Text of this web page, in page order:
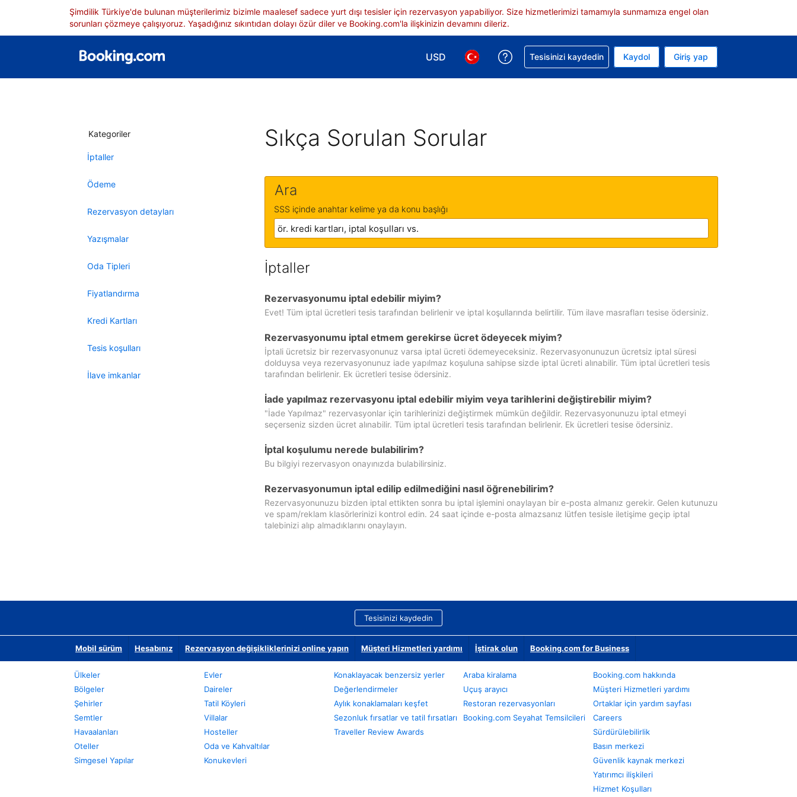
Şimdilik Türkiye'de bulunan müşterilerimiz bizimle maalesef sadece yurt dışı tesisler için rezervasyon yapabiliyor. Size hizmetlerimizi tamamıyla sunmamıza engel olan
sorunları çözmeye çalışıyoruz. Yaşadığınız sıkıntıdan dolayı özür diler ve Booking.com'la ilişkinizin devamını dileriz.
USD
Para birimi seçimi yap. Mevcut para biriminiz ABD doları
Dil seçimi yap. Mevcut diliniz Türkçe
Rezervasyonunuzla ilgili yardım alın
Tesisinizi kaydedin Kaydol Giriş yap
Kategoriler
İptaller
Ödeme
Rezervasyon detayları
Yazışmalar
Oda Tipleri
Fiyatlandırma
Kredi Kartları
Tesis koşulları
İlave imkanlar
Sıkça Sorulan Sorular
Ara
SSS içinde anahtar kelime ya da konu başlığı
İptaller
Rezervasyonumu iptal edebilir miyim?
Evet! Tüm iptal ücretleri tesis tarafından belirlenir ve iptal koşullarında belirtilir. Tüm ilave masrafları tesise ödersiniz.
Rezervasyonumu iptal etmem gerekirse ücret ödeyecek miyim?
İptali ücretsiz bir rezervasyonunuz varsa iptal ücreti ödemeyeceksiniz. Rezervasyonunuzun ücretsiz iptal süresi
dolduysa veya rezervasyonunuz iade yapılmaz koşuluna sahipse sizde iptal ücreti alınabilir. Tüm iptal ücretleri tesis
tarafından belirlenir. Ek ücretleri tesise ödersiniz.
İade yapılmaz rezervasyonu iptal edebilir miyim veya tarihlerini değiştirebilir miyim?
"İade Yapılmaz" rezervasyonlar için tarihlerinizi değiştirmek mümkün değildir. Rezervasyonunuzu iptal etmeyi
seçerseniz sizden ücret alınabilir. Tüm iptal ücretleri tesis tarafından belirlenir. Ek ücretleri tesise ödersiniz.
İptal koşulumu nerede bulabilirim?
Bu bilgiyi rezervasyon onayınızda bulabilirsiniz.
Rezervasyonumun iptal edilip edilmediğini nasıl öğrenebilirim?
Rezervasyonunuzu bizden iptal ettikten sonra bu iptal işlemini onaylayan bir e-posta almanız gerekir. Gelen kutunuzu
ve spam/reklam klasörlerinizi kontrol edin. 24 saat içinde e-posta almazsanız lütfen tesisle iletişime geçip iptal
talebinizi alıp almadıklarını onaylayın.
Tesisinizi kaydedin
Mobil sürüm Hesabınız Rezervasyon değişikliklerinizi online yapın Müşteri Hizmetleri yardımı İştirak olun Booking.com for Business
Ülkeler
Bölgeler
Şehirler
Semtler
Havaalanları
Oteller
Simgesel Yapılar
Evler
Daireler
Tatil Köyleri
Villalar
Hosteller
Oda ve Kahvaltılar
Konukevleri
Konaklayacak benzersiz yerler
Değerlendirmeler
Aylık konaklamaları keşfet
Sezonluk fırsatlar ve tatil fırsatları
Traveller Review Awards
Araba kiralama
Uçuş arayıcı
Restoran rezervasyonları
Booking.com Seyahat Temsilcileri
Booking.com hakkında
Müşteri Hizmetleri yardımı
Ortaklar için yardım sayfası
Careers
Sürdürülebilirlik
Basın merkezi
Güvenlik kaynak merkezi
Yatırımcı ilişkileri
Hizmet Koşulları